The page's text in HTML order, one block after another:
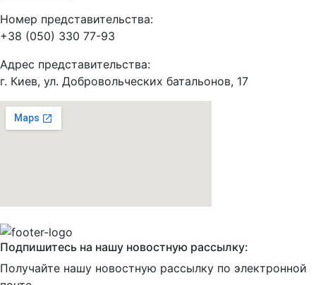
Номер представительства:
+38 (050) 330 77-93
Адрес представительства:
г. Киев, ул. Добровольческих батальонов, 17
Подпишитесь на нашу новостную рассылку:
Получайте нашу новостную рассылку по электронной